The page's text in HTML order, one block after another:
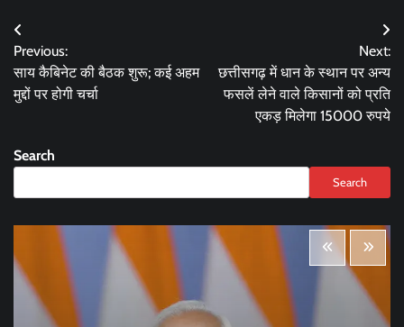
Post
navigation
Previous:
साय कैबिनेट की बैठक शुरू; कई अहम
मुद्दों पर होगी चर्चा
Next:
छत्तीसगढ़ में धान के स्थान पर अन्य
फसलें लेने वाले किसानों को प्रति
एकड़ मिलेगा 15000 रुपये
Search
Search